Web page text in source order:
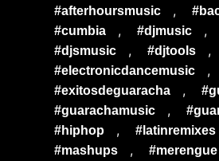
#afterhoursmusic ,
#cumbia , #djmusic ,
#djsmusic , #djtools ,
#electronicdancemusic ,
#exitosdeguaracha ,
#guarachamusic ,
#hiphop , #latinremixes
#mashups , #merengue